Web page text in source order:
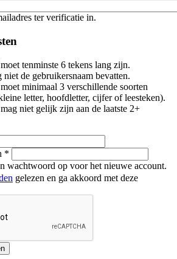
ter verificatie in.
tenminste 6 tekens lang zijn.
de gebruikersnaam bevatten.
minimaal 3 verschillende soorten
letter, hoofdletter, cijfer of leesteken).
niet gelijk zijn aan de laatste 2+
*
wachtwoord op voor het nieuwe account.
gelezen en ga akkoord met deze